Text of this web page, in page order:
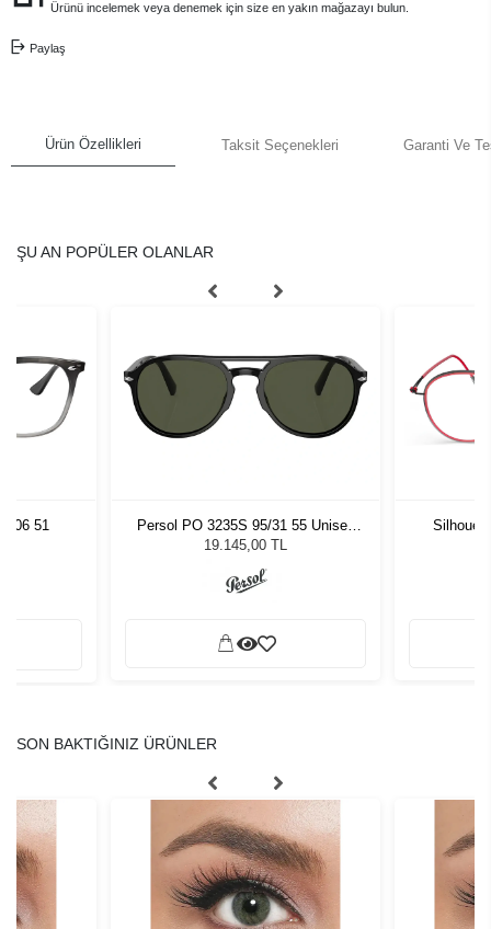
Ürünü incelemek veya denemek için size en yakın mağazayı bulun.
Paylaş
Ürün Özellikleri Taksit Seçenekleri Garanti Ve
ŞU AN POPÜLER OLANLAR
51
Persol PO 3235S 95/31 55 Unisex
Güneş Gözlüğü
19.145,00 TL
SON BAKTIĞINIZ ÜRÜNLER